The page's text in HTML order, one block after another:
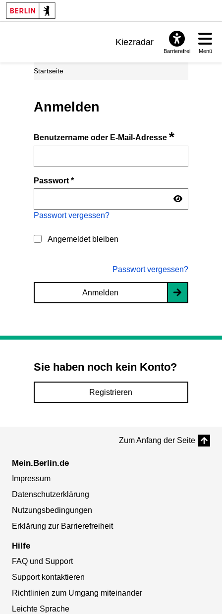
Kiezradar
Barrierefrei Menü
Startseite
Anmelden
Benutzername oder E-Mail-Adresse*
Passwort*
Passwort vergessen?
Angemeldet bleiben
Passwort vergessen?
Anmelden
Sie haben noch kein Konto?
Registrieren
Zum Anfang der Seite
Mein.Berlin.de
Impressum
Datenschutzerklärung
Nutzungsbedingungen
Erklärung zur Barrierefreiheit
Hilfe
FAQ und Support
Support kontaktieren
Richtlinien zum Umgang miteinander
Leichte Sprache